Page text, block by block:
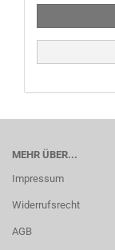
MEHR ÜBER...
Impressum
Widerrufsrecht
AGB